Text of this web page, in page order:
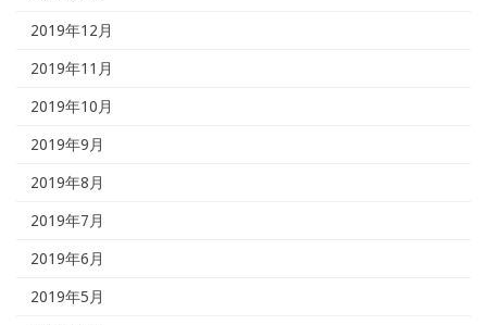
2019年12月
2019年11月
2019年10月
2019年9月
2019年8月
2019年7月
2019年6月
2019年5月